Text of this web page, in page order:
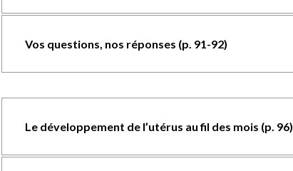
Vos questions, nos réponses (p. 91-92)
Le développement de l’utérus au fil des mois (p. 96)